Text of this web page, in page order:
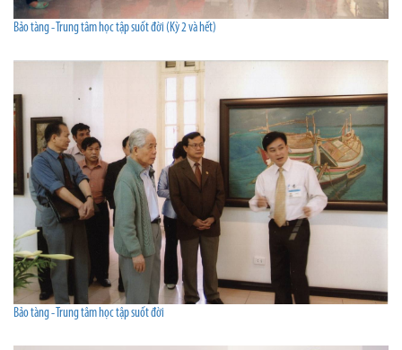
Bảo tàng - Trung tâm học tập suốt đời (Kỳ 2 và hết)
Bảo tàng - Trung tâm học tập suốt đời